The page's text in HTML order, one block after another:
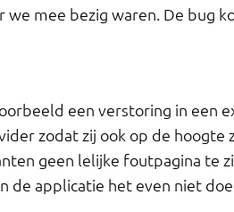
we mee bezig waren. De bug
een verstoring in een
zodat zij ook op de hoogte
geen lelijke foutpagina te
de applicatie het even niet